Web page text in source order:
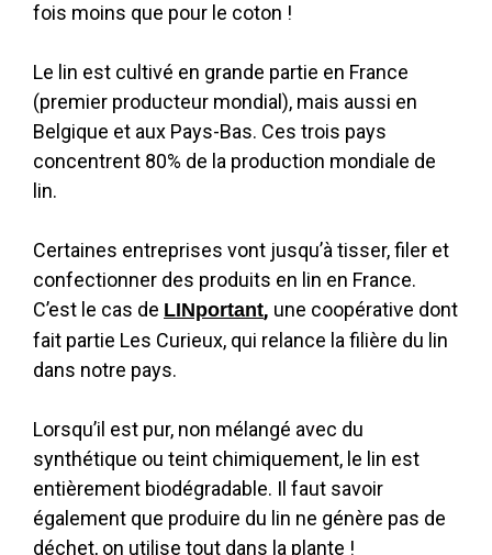
fois moins que pour le coton !
Le lin est cultivé en grande partie en France
(premier producteur mondial), mais aussi en
Belgique et aux Pays-Bas. Ces trois pays
concentrent 80% de la production mondiale de
lin.
Certaines entreprises vont jusqu’à tisser, filer et
confectionner des produits en lin en France.
C’est le cas de LINportant, une coopérative dont
fait partie Les Curieux, qui relance la filière du lin
dans notre pays.
Lorsqu’il est pur, non mélangé avec du
synthétique ou teint chimiquement, le lin est
entièrement biodégradable. Il faut savoir
également que produire du lin ne génère pas de
déchet, on utilise tout dans la plante !